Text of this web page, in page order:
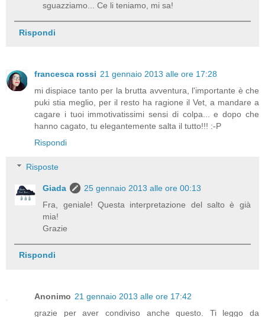
sguazziamo... Ce li teniamo, mi sa!
Rispondi
francesca rossi 21 gennaio 2013 alle ore 17:28
mi dispiace tanto per la brutta avventura, l'importante è che
puki stia meglio, per il resto ha ragione il Vet, a mandare a
cagare i tuoi immotivatissimi sensi di colpa... e dopo che
hanno cagato, tu elegantemente salta il tutto!!! :-P
Rispondi
Risposte
Giada
25 gennaio 2013 alle ore 00:13
Fra, geniale! Questa interpretazione del salto è già
mia!
Grazie
Rispondi
Anonimo 21 gennaio 2013 alle ore 17:42
grazie per aver condiviso anche questo. Ti leggo da